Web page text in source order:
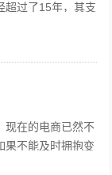
超过了15年，其支
支付。Dotpay
现在的电商已然不
果不能及时拥抱变
销售闭环的几大